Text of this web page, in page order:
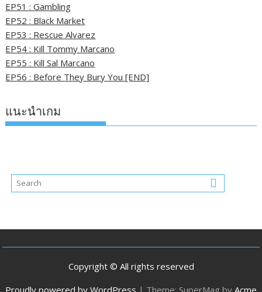
EP51 : Gambling
EP52 : Black Market
EP53 : Rescue Alvarez
EP54 : Kill Tommy Marcano
EP55 : Kill Sal Marcano
EP56 : Before They Bury You [END]
แนะนำเกม
Copyright © All rights reserved